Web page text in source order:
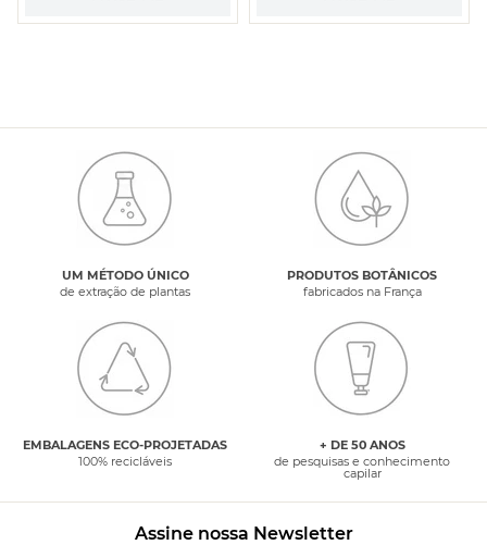
UM MÉTODO ÚNICO
de extração de plantas
PRODUTOS BOTÂNICOS
fabricados na França
EMBALAGENS ECO-PROJETADAS
100% recicláveis
+ DE 50 ANOS
de pesquisas e conhecimento
capilar
Assine nossa Newsletter